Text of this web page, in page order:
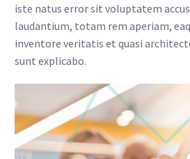
iste natus error sit voluptatem
laudantium, totam rem aperiam,
inventore veritatis et quasi
sunt explicabo.